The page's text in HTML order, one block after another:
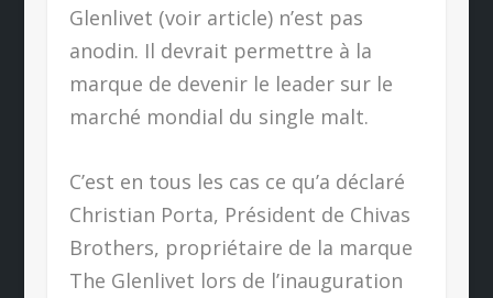
Glenlivet (voir article) n’est pas
anodin. Il devrait permettre à la
marque de devenir le leader sur le
marché mondial du single malt.
C’est en tous les cas ce qu’a déclaré
Christian Porta, Président de Chivas
Brothers, propriétaire de la marque
The Glenlivet lors de l’inauguration